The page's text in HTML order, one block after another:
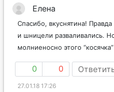
Елена
Спасибо, вкуснятина!
и шницели разваливались.
молниеносно этого
0 0
27.01.18 17:26